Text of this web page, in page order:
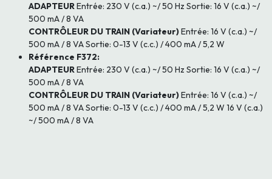
ADAPTEUREntrée: 230 V (c.a.) ~/ 50 Hz Sortie: 16 V (c.a.) ~/
500 mA / 8 VA
CONTRÔLEUR DU TRAIN (Variateur)Entrée: 16 V (c.a.) ~/
500 mA / 8 VA Sortie: 0-13 V (c.c.) / 400 mA / 5,2 W
Référence F372:
ADAPTEUREntrée: 230 V (c.a.) ~/ 50 Hz Sortie: 16 V (c.a.) ~/
500 mA / 8 VA
CONTRÔLEUR DU TRAIN (Variateur)Entrée: 16 V (c.a.) ~/
500 mA / 8 VA Sortie: 0-13 V (c.c.) / 400 mA / 5,2 W 16 V (c.a.)
~/ 500 mA / 8 VA